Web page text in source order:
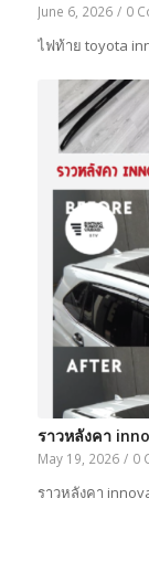
June 6, 2026 / 0
ไฟท้าย toyota
ราวหลังคา
May 19, 2026 / 0
ราวหลังคา